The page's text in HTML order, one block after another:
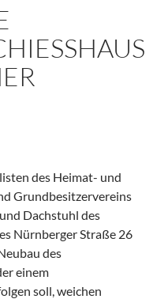
W
W
des Heimat- und
Grundbesitzervereins
Dachstuhl des
Nürnberger Straße 26
des
einem
soll, weichen